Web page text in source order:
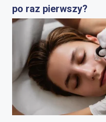
po raz pierwszy?